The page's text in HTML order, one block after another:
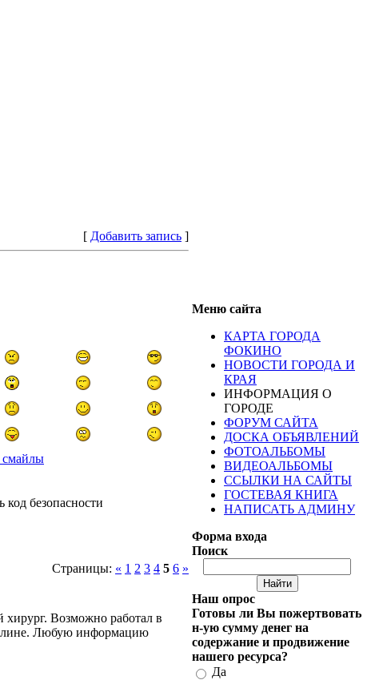
[ Добавить запись ]
смайлы
Страницы: « 1 2 3 4 5 6 »
Возможно работал в
Любую информацию
Меню сайта
КАРТА ГОРОДА
ФОКИНО
НОВОСТИ ГОРОДА И
КРАЯ
ИНФОРМАЦИЯ О
ГОРОДЕ
ФОРУМ САЙТА
ДОСКА ОБЪЯВЛЕНИЙ
ФОТОАЛЬБОМЫ
ВИДЕОАЛЬБОМЫ
ССЫЛКИ НА САЙТЫ
ГОСТЕВАЯ КНИГА
НАПИСАТЬ АДМИНУ
Форма входа
Поиск
Наш опрос
Готовы ли Вы пожертвовать
н-ую сумму денег на
содержание и продвижение
нашего ресурса?
Да